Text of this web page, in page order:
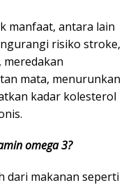
manfaat, antara lain
risiko stroke,
mata, menurunkan
kadar kolesterol
omega 3?
dari makanan seperti